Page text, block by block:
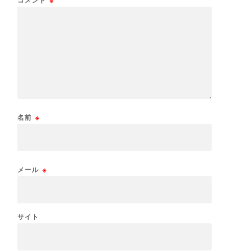
名前 ※
メール ※
サイト